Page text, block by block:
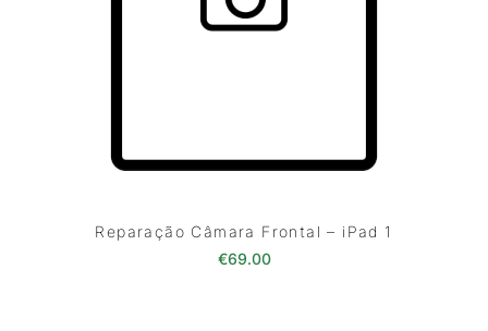
Reparação Câmara Frontal – iPad 1
€69.00